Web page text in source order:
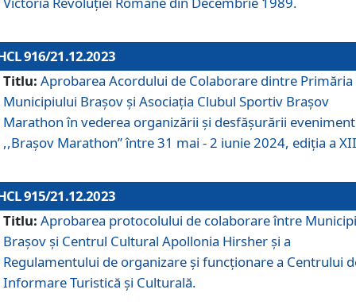
916/21.12.2023
Titlu: Aprobarea Acordului de Colaborare dintre Primăria
Municipiului Brașov și Asociația Clubul Sportiv Brașov
Marathon în vederea organizării și desfășurării
,,Brașov Marathon” între 31 mai - 2 iunie 2024, ediția a
915/21.12.2023
Titlu: Aprobarea protocolului de colaborare între
Brașov și Centrul Cultural Apollonia Hirsher și a
Regulamentului de organizare și funcționare a Centrului
Informare Turistică și Culturală.